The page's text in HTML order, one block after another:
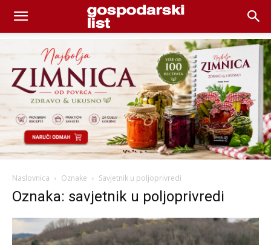
Naslovnica Oznake Savjetnik u poljoprivredi
Oznaka: savjetnik u poljoprivredi